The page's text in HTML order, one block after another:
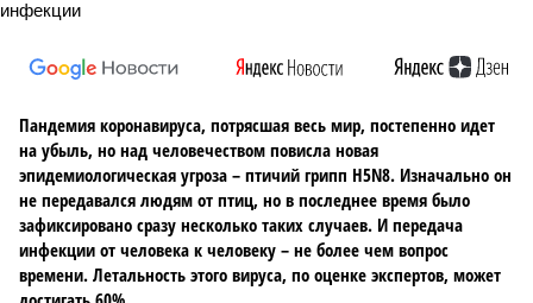
Пандемия коронавируса, потрясшая весь мир, постепенно идет
на убыль, но над человечеством повисла новая
эпидемиологическая угроза – птичий грипп H5N8. Изначально он
не передавался людям от птиц, но в последнее время было
зафиксировано сразу несколько таких случаев. И передача
инфекции от человека к человеку – не более чем вопрос
времени. Летальность этого вируса, по оценке экспертов, может